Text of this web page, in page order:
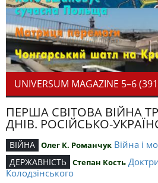
UNIVERSUM MAGAZINE 5–6
ПЕРША СВІТОВА ВІЙНА
ДНІВ. РОСІЙСЬКО-
ВІЙНА Олег К. Романчук Війна і
ДЕРЖАВНІСТЬ Степан Кость
Колодзінського